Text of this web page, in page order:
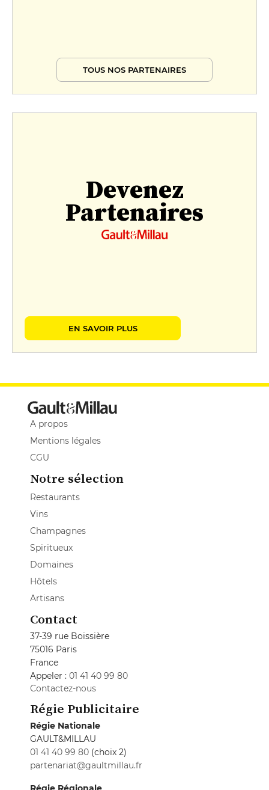
TOUS NOS PARTENAIRES
Devenez
Partenaires
EN SAVOIR PLUS
A propos
Mentions légales
CGU
Notre sélection
Restaurants
Vins
Champagnes
Spiritueux
Domaines
Hôtels
Artisans
Contact
37-39 rue Boissière
75016 Paris
France
Appeler : 01 41 40 99 80
Contactez-nous
Régie Publicitaire
Régie Nationale
GAULT&MILLAU
01 41 40 99 80 (choix 2)
partenariat@gaultmillau.fr